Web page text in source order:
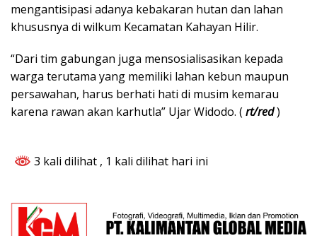
mengantisipasi adanya kebakaran hutan dan lahan
khususnya di wilkum Kecamatan Kahayan Hilir.
“Dari tim gabungan juga mensosialisasikan kepada
warga terutama yang memiliki lahan kebun maupun
persawahan, harus berhati hati di musim kemarau
karena rawan akan karhutla” Ujar Widodo. (rt/red)
3 kali dilihat , 1 kali dilihat hari ini